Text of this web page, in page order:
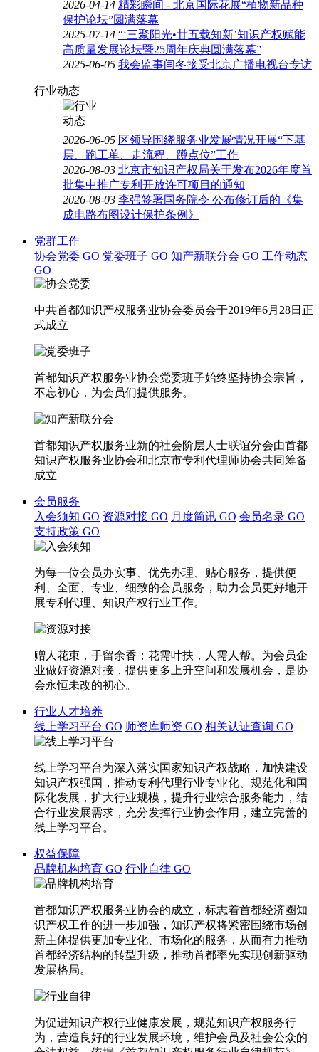
2026-04-14 精彩瞬间 - 北京国际花展“植物新品种
保护论坛”圆满落幕
2025-07-14 “‘三聚阳光•廿五载知新’知识产权赋能
高质量发展论坛暨25周年庆典圆满落幕”
2025-06-05 我会监事闫冬接受北京广播电视台专访
行业动态
2026-06-05 区领导围绕服务业发展情况开展“下基
层、跑工单、走流程、蹲点位”工作
2026-08-03 北京市知识产权局关于发布2026年度首
批集中推广专利开放许可项目的通知
2026-08-03 李强签署国务院令 公布修订后的《集
成电路布图设计保护条例》
党群工作
协会党委 GO 党委班子 GO 知产新联分会 GO 工作动态
GO
中共首都知识产权服务业协会委员会于2019年6月28日正
式成立
首都知识产权服务业协会党委班子始终坚持协会宗旨，
不忘初心，为会员们提供服务。
首都知识产权服务业新的社会阶层人士联谊分会由首都
知识产权服务业协会和北京市专利代理师协会共同筹备
成立
会员服务
入会须知 GO 资源对接 GO 月度简讯 GO 会员名录 GO
支持政策 GO
为每一位会员办实事、优先办理、贴心服务，提供便
利、全面、专业、细致的会员服务，助力会员更好地开
展专利代理、知识产权行业工作。
赠人花束，手留余香；花需叶扶，人需人帮。为会员企
业做好资源对接，提供更多上升空间和发展机会，是协
会永恒未改的初心。
行业人才培养
线上学习平台 GO 师资库师资 GO 相关认证查询 GO
线上学习平台为深入落实国家知识产权战略，加快建设
知识产权强国，推动专利代理行业专业化、规范化和国
际化发展，扩大行业规模，提升行业综合服务能力，结
合行业发展需求，充分发挥行业协会作用，建立完善的
线上学习平台。
权益保障
品牌机构培育 GO 行业自律 GO
首都知识产权服务业协会的成立，标志着首都经济圈知
识产权工作的进一步加强，知识产权将紧密围绕市场创
新主体提供更加专业化、市场化的服务，从而有力推动
首都经济结构的转型升级，推动首都率先实现创新驱动
发展格局。
为促进知识产权行业健康发展，规范知识产权服务行
为，营造良好的行业发展环境，维护会员及社会公众的